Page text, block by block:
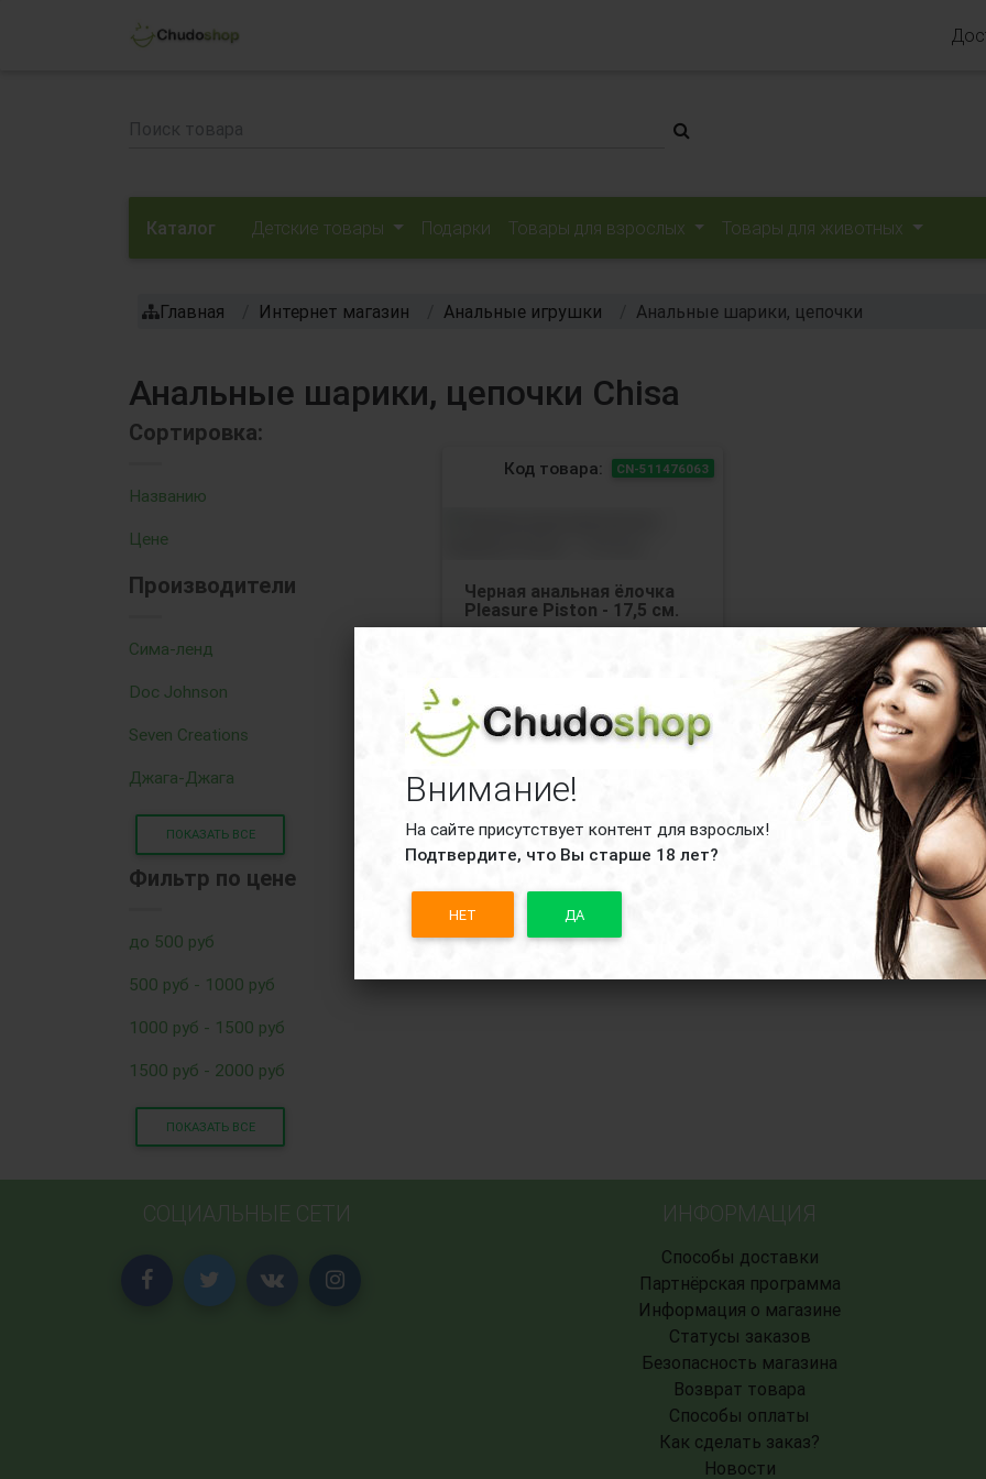
Внимание!
На сайте присутствует контент для взрослых!
Подтвердите, что Вы старше 18 лет?
НЕТ ДА
Каталог Детские товары Подарки Товары для взрослых Товары для животных
Главная Интернет магазин Анальные игрушки Анальные шарики, цепочки
Анальные шарики, цепочки Chisa
Сортировка:
Названию
Цене
Производители
Сима-ленд
Doc Johnson
Seven Creations
Джага-Джага
ПОКАЗАТЬ ВСЕ
Фильтр по цене
до 500 руб
500 руб - 1000 руб
1000 руб - 1500 руб
1500 руб - 2000 руб
ПОКАЗАТЬ ВСЕ
Код товара: CN-511476063
Черная анальная ёлочка
Pleasure Piston - 17,5 см.
СОЦИАЛЬНЫЕ СЕТИ ИНФОРМАЦИЯ
Способы доставки
Партнёрская программа
Информация о магазине
Статусы заказов
Безопасность магазина
Возврат товара
Способы оплаты
Как сделать заказ?
Новости